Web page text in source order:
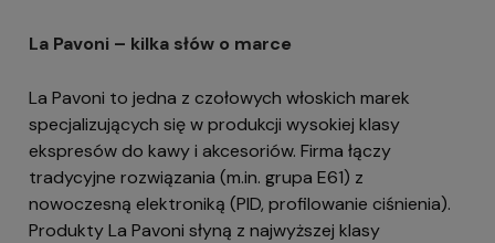
La Pavoni – kilka słów o marce
La Pavoni to jedna z czołowych włoskich marek
specjalizujących się w produkcji wysokiej klasy
ekspresów do kawy i akcesoriów. Firma łączy
tradycyjne rozwiązania (m.in. grupa E61) z
nowoczesną elektroniką (PID, profilowanie ciśnienia).
Produkty La Pavoni słyną z najwyższej klasy